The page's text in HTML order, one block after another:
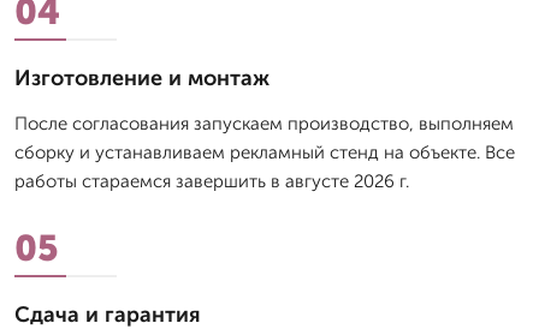
04
Изготовление и монтаж
После согласования запускаем производство, выполняем
сборку и устанавливаем рекламный стенд на объекте. Все
работы стараемся завершить в августе 2026 г.
05
Сдача и гарантия